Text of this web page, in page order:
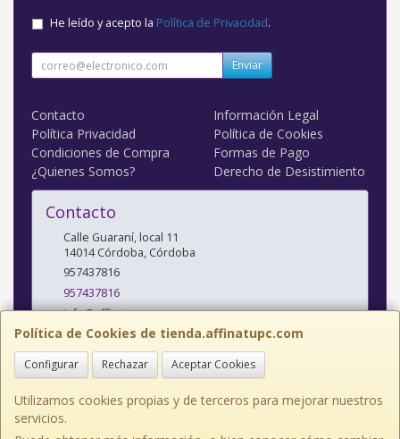
Política de Cookies de tienda.affinatupc.com
Configurar Rechazar Aceptar Cookies
Utilizamos cookies propias y de terceros para mejorar nuestros
servicios.
He leído y acepto la Política de Privacidad.
Enviar
Contacto
Información Legal
Política Privacidad
Política de Cookies
Condiciones de Compra
Formas de Pago
¿Quienes Somos?
Derecho de Desistimiento
Contacto
Calle Guaraní, local 11
14014 Córdoba, Córdoba
957437816
957437816
info@affinatupc.com
Horario
10:00 a 13:30 y 17:00 a 20:30h Lunes a Viernes